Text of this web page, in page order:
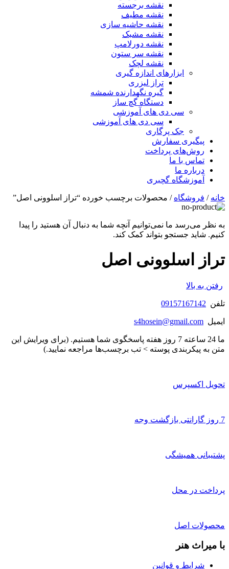
نقشه برجسته
نقشه مطیف
نقشه حاشیه سازی
نقشه مشبک
نقشه دورلامپ
نقشه سر ستون
نقشه لچک
ابزارهای اندازه گیری
تراز لیزری
گیره نگهدارنده شمشه
دستگاه گچ ساز
سی دی های آموزشی
سی دی های آموزشی
جک پرگاری
پیگیری سفارش
روش‌های پرداخت
تماس با ما
درباره ما
آموزشگاه گچبری
خانه / فروشگاه / محصولات برچسب خورده “تراز اسلوونی اصل”
به نظر می‌رسد ما نمی‌توانیم آنچه شما به دنبال آن هستید را پیدا
کنیم. شاید جستجو بتواند کمک کند.
تراز اسلوونی اصل
رفتن به بالا
تلفن 09157167142
ایمیل s4hosein@gmail.com
ما 24 ساعته 7 روز هفته پاسخگوی شما هستیم. (برای ویرایش این
متن به پیکربندی پوسته > تب برچسب‌ها مراجعه نمایید.)
تحویل اکسپرس
7 روز گارانتی بازگشت وجه
پشتیبانی همیشگی
پرداخت در محل
محصولات اصل
با میراث هنر
شرایط و قوانین